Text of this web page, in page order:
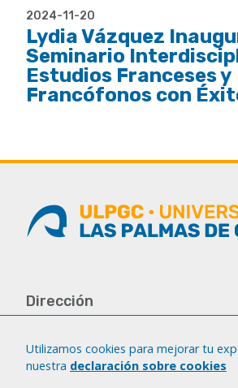
2024-11-20
Lydia Vázquez
Seminario
Estudios Franceses y
Francófonos con
Dirección
Canaria
Campus del Obelisco
Aulario del Obelisco, módulo A
Utilizamos cookies para mejorar tu
nuestra declaración sobre cookies